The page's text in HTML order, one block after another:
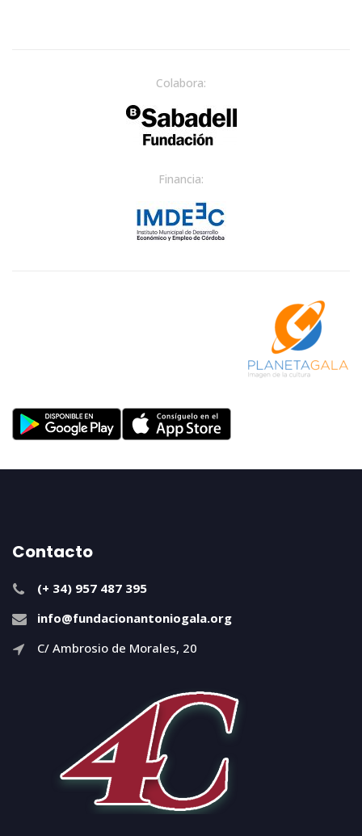
Colabora:
Financia:
Contacto
(+ 34) 957 487 395
info@fundacionantoniogala.org
C/ Ambrosio de Morales, 20